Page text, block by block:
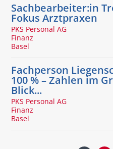
Sachbearbeiter:in
Fokus Arztpraxen
PKS Personal AG
Finanz
Basel
Fachperson
100 % – Zahlen im
Blick...
PKS Personal AG
Finanz
Basel